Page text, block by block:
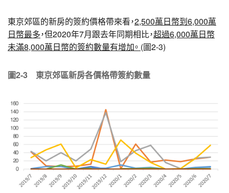
東京郊區的新房的簽約價格帶來看，2,500萬日幣到6,000萬
日幣最多，但2020年7月跟去年同期相比，超過6,000萬日幣
未滿8,000萬日幣的簽約數量有增加。 (圖2-3)
圖2-3 東京郊區新房各價格帶簽約數量